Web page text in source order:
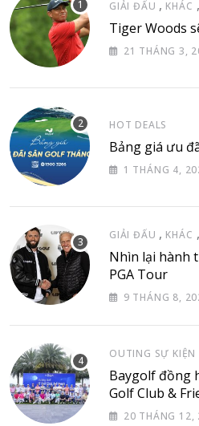
GIẢI ĐẤU , KHÁC ,
Tiger Woods
21 THÁNG 3,
HOT DEALS
Bảng giá ưu
1 THÁNG 4,
GIẢI ĐẤU , KHÁC ,
Nhìn lại hành
PGA Tour
9 THÁNG 8,
OUTING SỰ KIỆN
Baygolf đồng
Golf Club &
20 THÁNG 12,